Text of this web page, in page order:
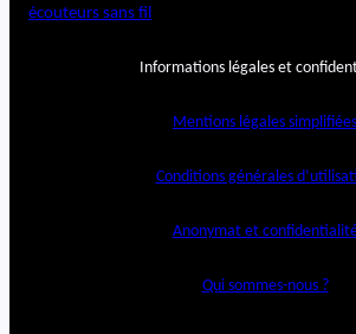
écouteurs sans fil
Informations légales et
Mentions légales simplifiées
Conditions générales
Anonymat et
Qui sommes-nous ?